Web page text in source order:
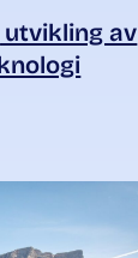
utvikling av